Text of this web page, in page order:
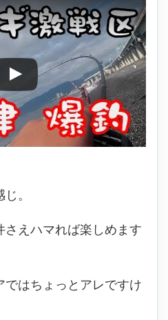
。
えハマれば楽しめます
ではちょっとアレですけ